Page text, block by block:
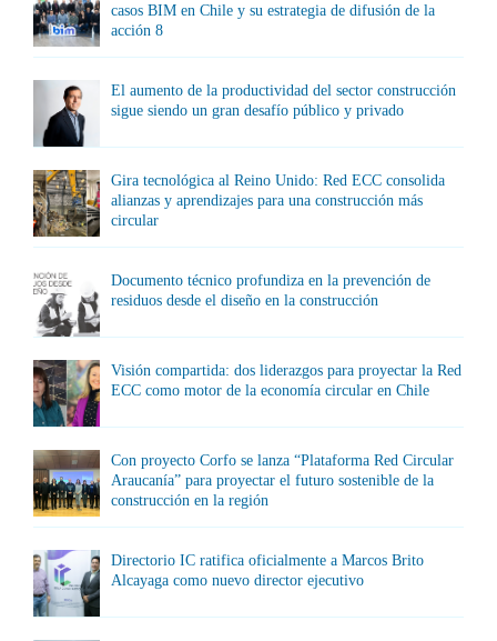
casos BIM en Chile y su estrategia de difusión de la
acción 8
El aumento de la productividad del sector construcción
sigue siendo un gran desafío público y privado
Gira tecnológica al Reino Unido: Red ECC consolida
alianzas y aprendizajes para una construcción más
circular
Documento técnico profundiza en la prevención de
residuos desde el diseño en la construcción
Visión compartida: dos liderazgos para proyectar la Red
ECC como motor de la economía circular en Chile
Con proyecto Corfo se lanza “Plataforma Red Circular
Araucanía” para proyectar el futuro sostenible de la
construcción en la región
Directorio IC ratifica oficialmente a Marcos Brito
Alcayaga como nuevo director ejecutivo